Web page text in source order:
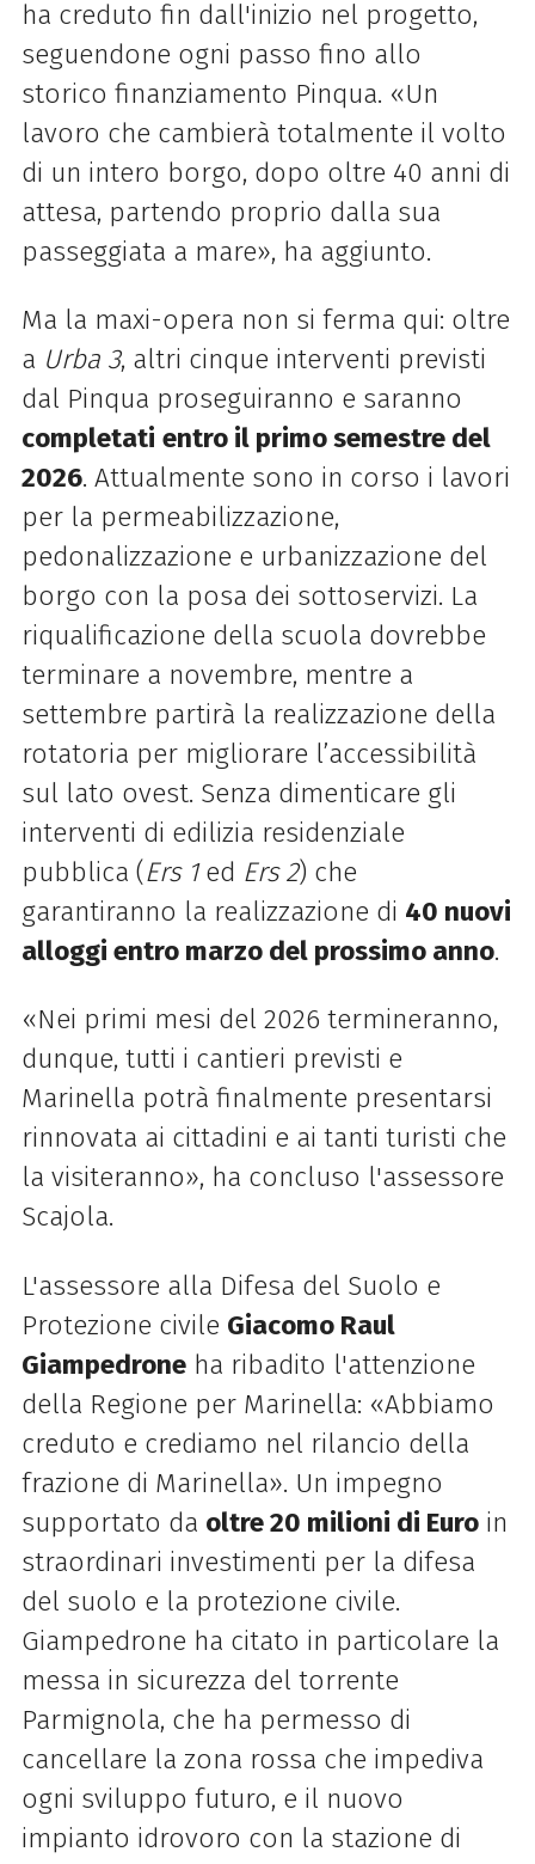
ha creduto fin dall'inizio nel progetto,
seguendone ogni passo fino allo
storico finanziamento Pinqua. «Un
lavoro che cambierà totalmente il volto
di un intero borgo, dopo oltre 40 anni di
attesa, partendo proprio dalla sua
passeggiata a mare», ha aggiunto.
Ma la maxi-opera non si ferma qui: oltre
a Urba 3, altri cinque interventi previsti
dal Pinqua proseguiranno e saranno
completati entro il primo semestre del
2026. Attualmente sono in corso i lavori
per la permeabilizzazione,
pedonalizzazione e urbanizzazione del
borgo con la posa dei sottoservizi. La
riqualificazione della scuola dovrebbe
terminare a novembre, mentre a
settembre partirà la realizzazione della
rotatoria per migliorare l’accessibilità
sul lato ovest. Senza dimenticare gli
interventi di edilizia residenziale
pubblica (Ers 1ed Ers 2) che
garantiranno la realizzazione di 40 nuovi
alloggi entro marzo del prossimo anno.
«Nei primi mesi del 2026 termineranno,
dunque, tutti i cantieri previsti e
Marinella potrà finalmente presentarsi
rinnovata ai cittadini e ai tanti turisti che
la visiteranno», ha concluso l'assessore
Scajola.
L'assessore alla Difesa del Suolo e
Protezione civile Giacomo Raul
Giampedroneha ribadito l'attenzione
della Regione per Marinella: «Abbiamo
creduto e crediamo nel rilancio della
frazione di Marinella». Un impegno
supportato da oltre 20 milioni di Euroin
straordinari investimenti per la difesa
del suolo e la protezione civile.
Giampedrone ha citato in particolare la
messa in sicurezza del torrente
Parmignola, che ha permesso di
cancellare la zona rossa che impediva
ogni sviluppo futuro, e il nuovo
impianto idrovoro con la stazione di